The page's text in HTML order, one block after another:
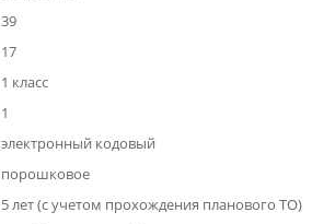
39
17
1 класс
1
электронный кодовый
порошковое
5 лет (с учетом прохождения планового ТО)